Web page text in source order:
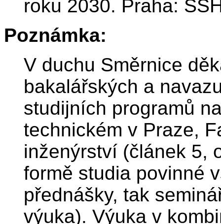
roku 2030. Praha:
Poznámka:
V duchu Směrnice
bakalářských a
studijních programů
technickém v Praze,
inženýrství (článek 5,
formě studia povinné
přednášky, tak
výuka). Výuka v